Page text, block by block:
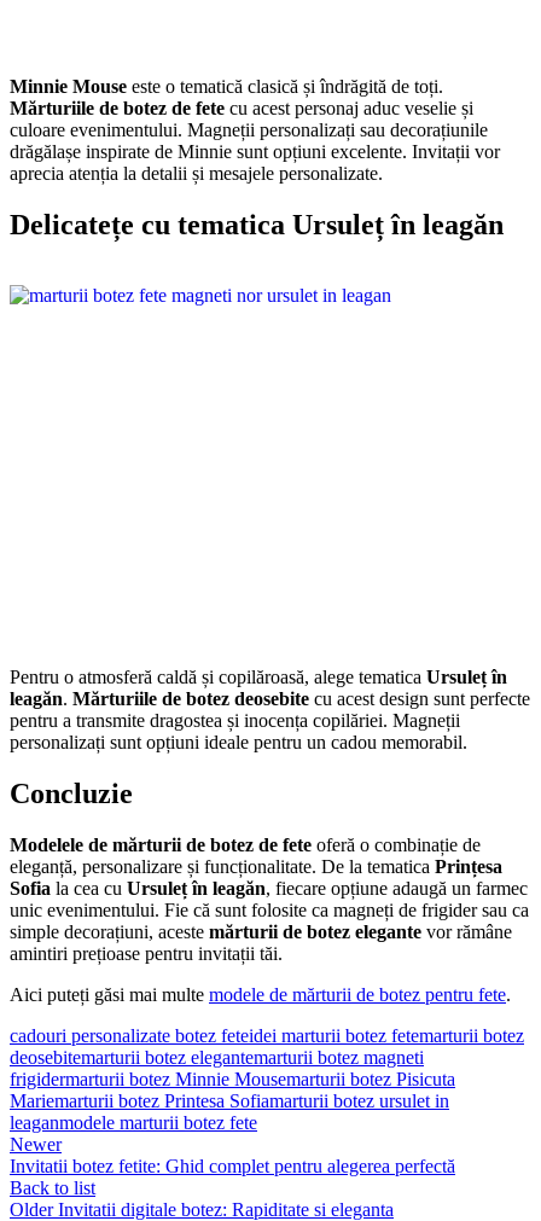
Minnie Mouse este o tematică clasică și îndrăgită de toți.
Mărturiile de botez de fete cu acest personaj aduc veselie și
culoare evenimentului. Magneții personalizați sau decorațiunile
drăgălașe inspirate de Minnie sunt opțiuni excelente. Invitații vor
aprecia atenția la detalii și mesajele personalizate.
Delicatețe cu tematica Ursuleț în leagăn
Pentru o atmosferă caldă și copilăroasă, alege tematica Ursuleț în
leagăn. Mărturiile de botez deosebite cu acest design sunt perfecte
pentru a transmite dragostea și inocența copilăriei. Magneții
personalizați sunt opțiuni ideale pentru un cadou memorabil.
Concluzie
Modelele de mărturii de botez de fete oferă o combinație de
eleganță, personalizare și funcționalitate. De la tematica Prințesa
Sofia la cea cu Ursuleț în leagăn, fiecare opțiune adaugă un farmec
unic evenimentului. Fie că sunt folosite ca magneți de frigider sau ca
simple decorațiuni, aceste mărturii de botez elegante vor rămâne
amintiri prețioase pentru invitații tăi.
Aici puteți găsi mai multe modele de mărturii de botez pentru fete.
cadouri personalizate botez feteidei marturii botez fetemarturii botez
deosebitemarturii botez elegantemarturii botez magneti
frigidermarturii botez Minnie Mousemarturii botez Pisicuta
Mariemarturii botez Printesa Sofiamarturii botez ursulet in
leaganmodele marturii botez fete
Newer
Invitatii botez fetite: Ghid complet pentru alegerea perfectă
Back to list
Older Invitatii digitale botez: Rapiditate si eleganta